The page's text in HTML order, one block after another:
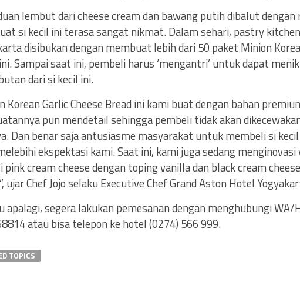
lembut dari cheese cream dan bawang putih dibalut
si kecil ini terasa sangat nikmat. Dalam sehari, pastry
disibukan dengan membuat lebih dari 50 paket Minion
Sampai saat ini, pembeli harus ‘mengantri’ untuk dapat
dari si kecil ini.
Korean Garlic Cheese Bread ini kami buat dengan bahan
pun mendetail sehingga pembeli tidak akan
Dan benar saja antusiasme masyarakat untuk membeli si
ekspektasi kami. Saat ini, kami juga sedang
cream cheese dengan toping vanilla dan black cream
ujar Chef Jojo selaku Executive Chef Grand Aston Hotel
apalagi, segera lakukan pemesanan dengan menghubungi WA/
atau bisa telepon ke hotel (0274) 566 999.
TOPICS